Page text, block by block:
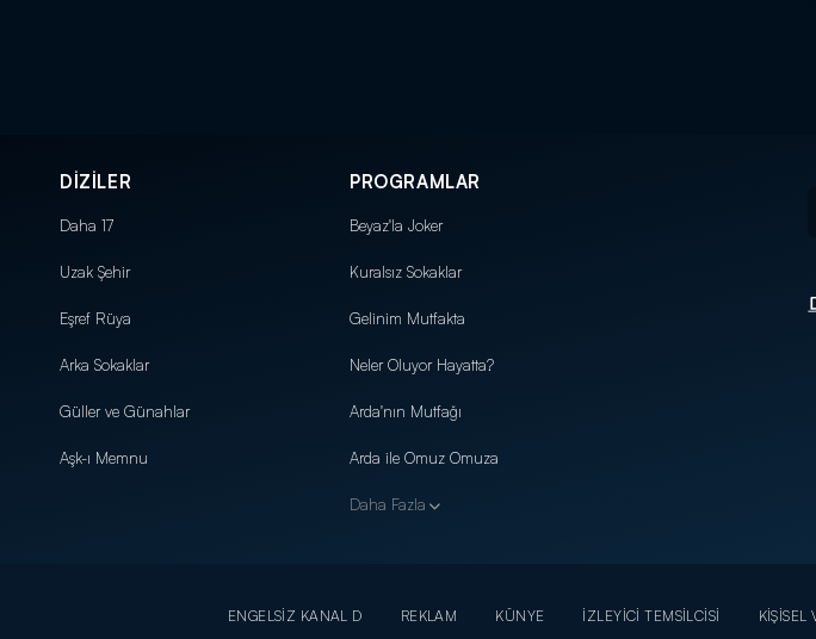
DİZİLER
Daha 17
Uzak Şehir
Eşref Rüya
Arka Sokaklar
Güller ve Günahlar
Aşk-ı Memnu
PROGRAMLAR
Beyaz'la Joker
Kuralsız Sokaklar
Gelinim Mutfakta
Neler Oluyor Hayatta?
Arda'nın Mutfağı
Arda ile Omuz Omuza
Daha Fazla
ENGELSİZ KANAL D REKLAM KÜNYE İZLEYİCİ TEMSİLCİSİ KİŞİSEL